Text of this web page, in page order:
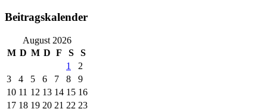
Beitragskalender
August 2026
M D M D F S
S
1
2
3
4 5 6 7 8
9
10 11 12 13 14 15 16
17 18 19 20 21 22 23